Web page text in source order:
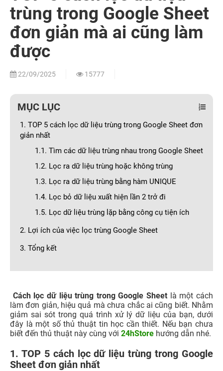
trùng trong Google Sheet
đơn giản mà ai cũng làm
được
22/09/2025 15777
MỤC LỤC
1. TOP 5 cách lọc dữ liệu trùng trong Google Sheet đơn
giản nhất
1.1. Tìm các dữ liệu trùng nhau trong Google Sheet
1.2. Lọc ra dữ liệu trùng hoặc không trùng
1.3. Lọc ra dữ liệu trùng bằng hàm UNIQUE
1.4. Lọc bỏ dữ liệu xuất hiện lần 2 trở đi
1.5. Lọc dữ liệu trùng lặp bằng công cụ tiện ích
2. Lợi ích của việc lọc trùng Google Sheet
3. Tổng kết
Cách lọc dữ liệu trùng trong Google Sheet là một cách
làm đơn giản, hiệu quả mà chưa chắc ai cũng biết. Nhằm
giảm sai sót trong quá trình xử lý dữ liệu của bạn, dưới
đây là một số thủ thuật tin học cần thiết. Nếu bạn chưa
biết đến thủ thuật này cùng với 24hStore hướng dẫn nhé.
1. TOP 5 cách lọc dữ liệu trùng trong Google
Sheet đơn giản nhất